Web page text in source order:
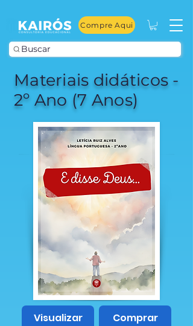
Compre Aqui
Buscar
Materiais didáticos -
2º Ano (7 Anos)
Visualizar Comprar